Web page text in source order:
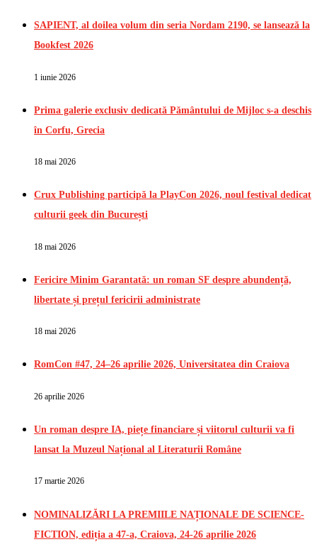
SAPIENT, al doilea volum din seria Nordam 2190, se lansează la
Bookfest 2026
1 iunie 2026
Prima galerie exclusiv dedicată Pământului de Mijloc s-a deschis
în Corfu, Grecia
18 mai 2026
Crux Publishing participă la PlayCon 2026, noul festival dedicat
culturii geek din București
18 mai 2026
Fericire Minim Garantată: un roman SF despre abundență,
libertate și prețul fericirii administrate
18 mai 2026
RomCon #47, 24–26 aprilie 2026, Universitatea din Craiova
26 aprilie 2026
Un roman despre IA, piețe financiare și viitorul culturii va fi
lansat la Muzeul Național al Literaturii Române
17 martie 2026
NOMINALIZĂRI LA PREMIILE NAȚIONALE DE SCIENCE-
FICTION, ediția a 47-a, Craiova, 24-26 aprilie 2026